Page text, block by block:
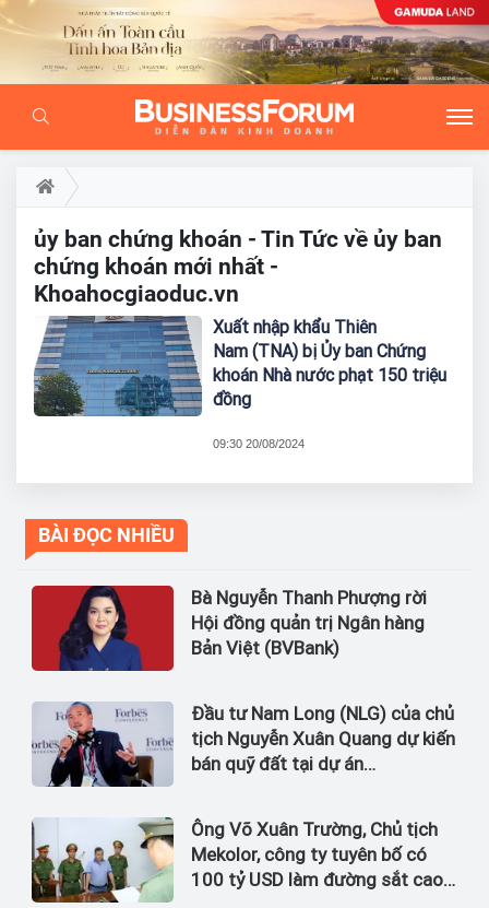
ủy ban chứng khoán - Tin Tức về ủy ban
chứng khoán mới nhất -
Khoahocgiaoduc.vn
Xuất nhập khẩu Thiên
Nam (TNA) bị Ủy ban Chứng
khoán Nhà nước phạt 150 triệu
đồng
09:30 20/08/2024
BÀI ĐỌC NHIỀU
Bà Nguyễn Thanh Phượng rời
Hội đồng quản trị Ngân hàng
Bản Việt (BVBank)
Đầu tư Nam Long (NLG) của chủ
tịch Nguyễn Xuân Quang dự kiến
bán quỹ đất tại dự án
Ông Võ Xuân Trường, Chủ tịch
Mekolor, công ty tuyên bố có
100 tỷ USD làm đường sắt cao